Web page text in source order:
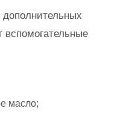
дополнительных
вспомогательные
масло;